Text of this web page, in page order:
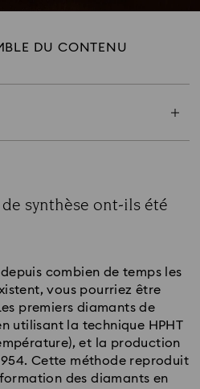
DU CONTENU
de synthèse
de synthèse ?
de synthèse sont-ils
fabrication d’un
synthèse ont-ils été
combien de temps les
vous pourriez être
premiers diamants de
utilisant la technique HPHT
et la production
Cette méthode reproduit
des diamants en